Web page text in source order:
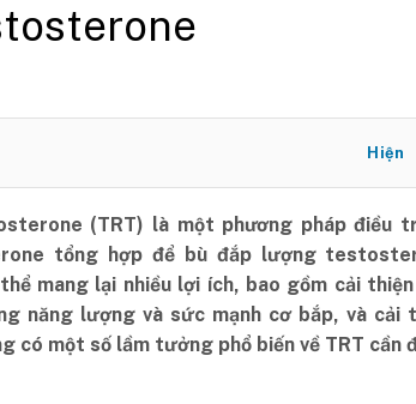
Hiện
(TRT) là một phương pháp điều
tổng hợp để bù đắp lượng
mang lại nhiều lợi ích, bao gồm cải
năng lượng và sức mạnh cơ bắp, và cải
có một số lầm tưởng phổ biến về TRT cần